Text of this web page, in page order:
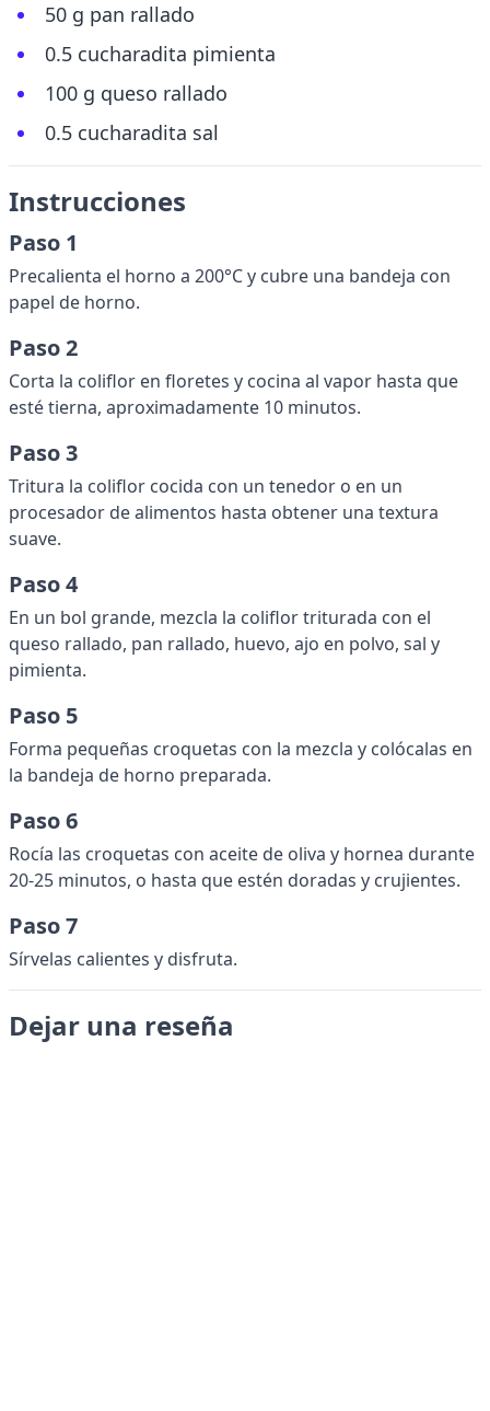
50 g pan rallado
0.5 cucharadita pimienta
100 g queso rallado
0.5 cucharadita sal
Instrucciones
Paso 1
Precalienta el horno a 200°C y cubre una bandeja con
papel de horno.
Paso 2
Corta la coliflor en floretes y cocina al vapor hasta que
esté tierna, aproximadamente 10 minutos.
Paso 3
Tritura la coliflor cocida con un tenedor o en un
procesador de alimentos hasta obtener una textura
suave.
Paso 4
En un bol grande, mezcla la coliflor triturada con el
queso rallado, pan rallado, huevo, ajo en polvo, sal y
pimienta.
Paso 5
Forma pequeñas croquetas con la mezcla y colócalas en
la bandeja de horno preparada.
Paso 6
Rocía las croquetas con aceite de oliva y hornea durante
20-25 minutos, o hasta que estén doradas y crujientes.
Paso 7
Sírvelas calientes y disfruta.
Dejar una reseña